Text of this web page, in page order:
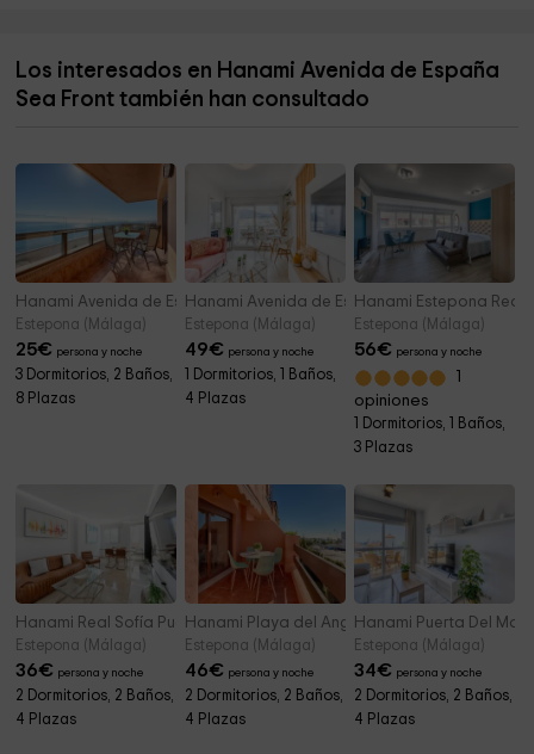
finca los renos 17,9 km
Pasarelas Del Rio Genal 18,2 km
Los interesados en Hanami Avenida de España
Sea Front también han consultado
Hanami Avenida de España
Estepona (Málaga)
25€ persona y noche
3 Dormitorios, 2 Baños,
8 Plazas
Hanami Avenida de España Mountain View
Estepona (Málaga)
49€ persona y noche
1 Dormitorios, 1 Baños,
4 Plazas
Hanami Estepona Real
Estepona (Málaga)
56€ persona y noche
opiniones
1 Dormitorios, 1 Baños,
3 Plazas
Hanami Real Sofía Puerto Estepona
Estepona (Málaga)
36€ persona y noche
2 Dormitorios, 2 Baños,
4 Plazas
Hanami Playa del Angel Classic
Estepona (Málaga)
46€ persona y noche
2 Dormitorios, 2 Baños,
4 Plazas
Hanami Puerta Del Mar
Estepona (Málaga)
34€ persona y noche
2 Dormitorios, 2 Baños,
4 Plazas